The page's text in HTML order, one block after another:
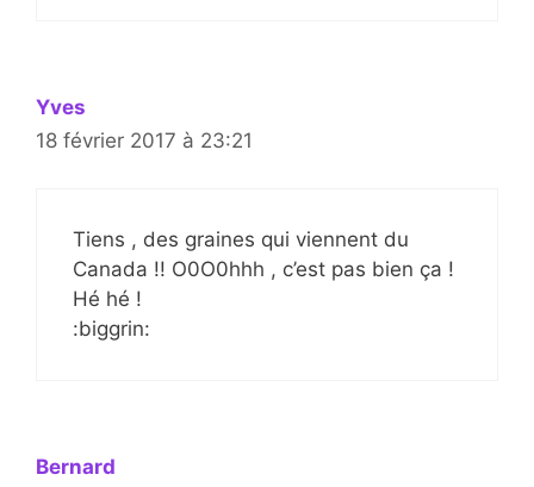
Yves
18 février 2017 à 23:21
Tiens , des graines qui viennent du
Canada !! O0O0hhh , c’est pas bien ça !
Hé hé !
:biggrin:
Bernard